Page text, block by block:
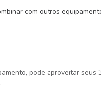
com outros
pode aproveitar seus